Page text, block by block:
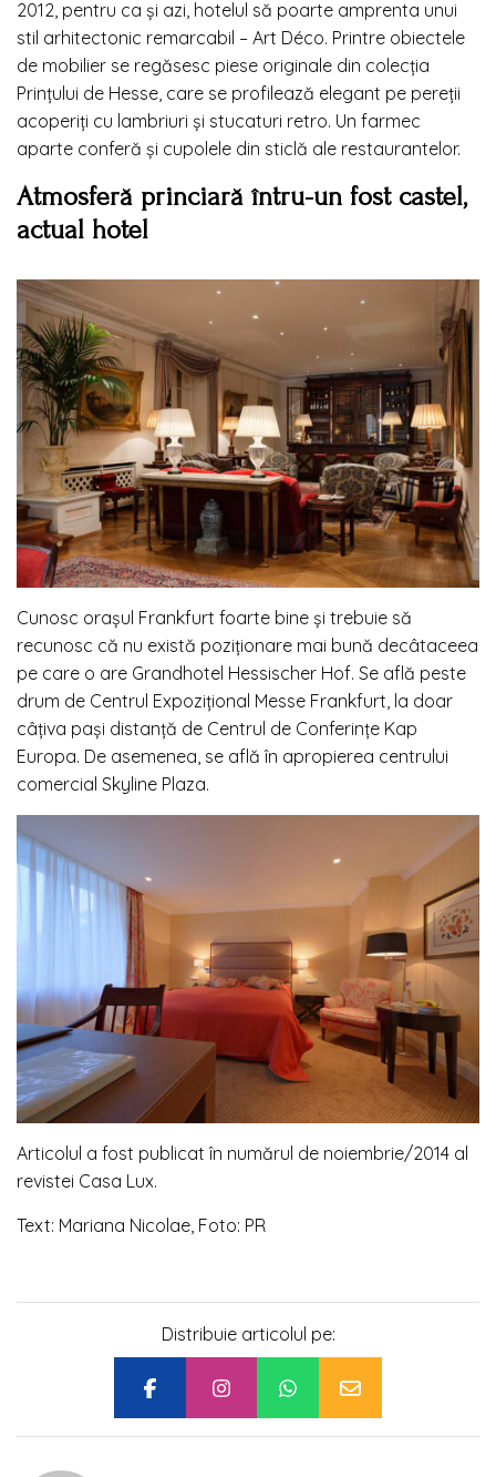
2012, pentru ca și azi, hotelul să poarte amprenta unui
stil arhitectonic remarcabil – Art Déco. Printre obiectele
de mobilier se regăsesc piese originale din colecția
Prințului de Hesse, care se profilează elegant pe pereții
acoperiți cu lambriuri și stucaturi retro. Un farmec
aparte conferă și cupolele din sticlă ale restaurantelor.
Atmosferă princiară întru-un fost castel,
actual hotel
Cunosc orașul Frankfurt foarte bine și trebuie să
recunosc că nu există poziționare mai bună decâtaceea
pe care o are Grandhotel Hessischer Hof. Se află peste
drum de Centrul Expozițional Messe Frankfurt, la doar
câțiva pași distanță de Centrul de Conferințe Kap
Europa. De asemenea, se află în apropierea centrului
comercial Skyline Plaza.
Articolul a fost publicat în numărul de noiembrie/2014 al
revistei Casa Lux.
Text: Mariana Nicolae, Foto: PR
Distribuie articolul pe: